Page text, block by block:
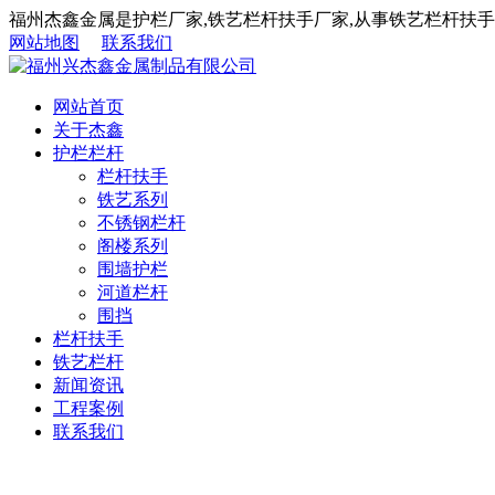
福州杰鑫金属是护栏厂家,铁艺栏杆扶手厂家,从事铁艺栏杆扶
网站地图
联系我们
网站首页
关于杰鑫
护栏栏杆
栏杆扶手
铁艺系列
不锈钢栏杆
阁楼系列
围墙护栏
河道栏杆
围挡
栏杆扶手
铁艺栏杆
新闻资讯
工程案例
联系我们